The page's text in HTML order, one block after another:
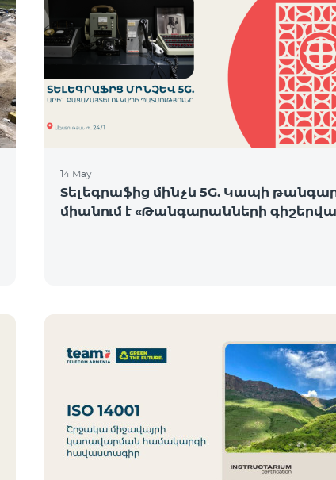
14 May
Տելեգրաֆից մինչև 5G. Կապի
միանում է «Թանգարանների